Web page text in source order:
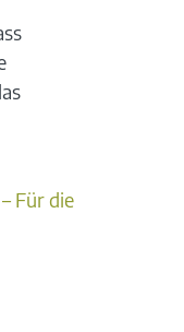
Für die